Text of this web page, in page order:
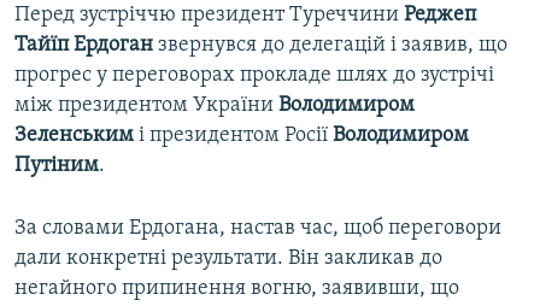
Перед зустріччю президент Туреччини Реджеп
Тайїп Ердоган звернувся до делегацій і заявив, що
прогрес у переговорах прокладе шлях до зустрічі
між президентом України Володимиром
Зеленським і президентом Росії Володимиром
Путіним.
За словами Ердогана, настав час, щоб переговори
дали конкретні результати. Він закликав до
негайного припинення вогню, заявивши, що